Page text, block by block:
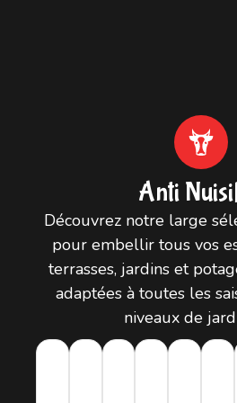
Anti
Découvrez notre large
pour embellir tous vos
terrasses, jardins et
adaptées à toutes les
niveaux de